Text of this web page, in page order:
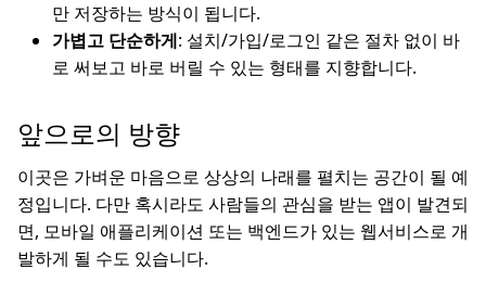
만 저장하는 방식이 됩니다.
가볍고 단순하게: 설치/가입/로그인 같은 절차 없이 바
로 써보고 바로 버릴 수 있는 형태를 지향합니다.
앞으로의 방향
이곳은 가벼운 마음으로 상상의 나래를 펼치는 공간이 될 예
정입니다. 다만 혹시라도 사람들의 관심을 받는 앱이 발견되
면, 모바일 애플리케이션 또는 백엔드가 있는 웹서비스로 개
발하게 될 수도 있습니다.